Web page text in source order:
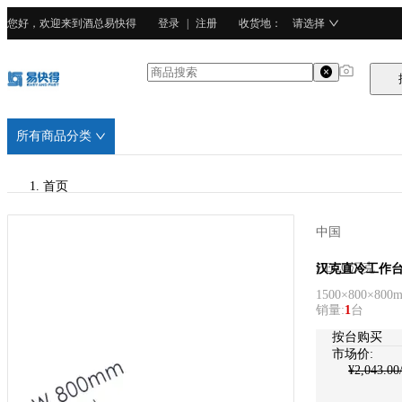
您好，欢迎来到酒总易快得 登录 注册 收货地 ： 请选择
所有商品分类
首页
中国
HECO汉克
汉克直冷工作
销量:1台
按台购买
市场价:
¥2,043.00